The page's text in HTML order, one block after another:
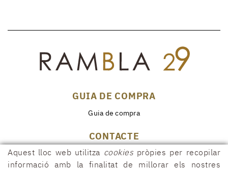
GUIA DE COMPRA
Guia de compra
CONTACTE
Rambla, 29
17600 FIGUERES (Girona)
Aquest lloc web utilitza cookies pròpies per recopilar
informació amb la finalitat de millorar els nostres